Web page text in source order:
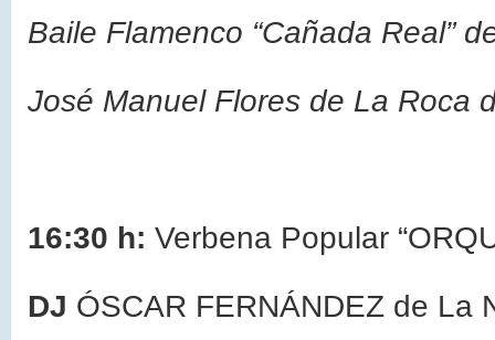
Baile Flamenco “Cañada Real”
José Manuel Flores de La Roca
16:30 h: Verbena Popular
DJ ÓSCAR FERNÁNDEZ de La